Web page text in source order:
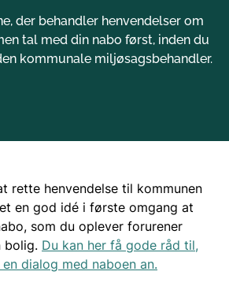
der behandler henvendelser om
tal med din nabo først, inden du
kommunale miljøsagsbehandler.
rette henvendelse til kommunen
en god idé i første omgang at
som du oplever forurener
bolig. Du kan her få gode råd til,
dialog med naboen an.